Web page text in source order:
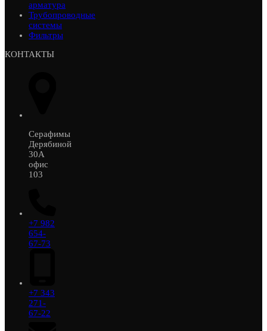
арматура
Трубопроводные
системы
Фильтры
КОНТАКТЫ
Серафимы
Дерябиной
30А
офис
103
+7 982
654-
67-73
+7 343
271-
67-22